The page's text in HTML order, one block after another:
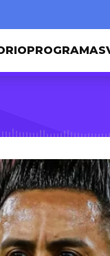
PROGRAMAS